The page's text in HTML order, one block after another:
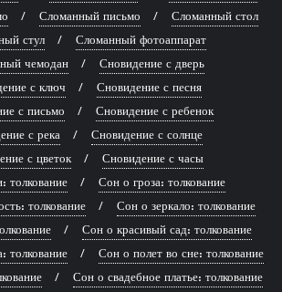
Сломанный письмо
Сломанный стол
стул
Сломанный фотоаппарат
чемодан
Сновидение с дверь
с ключ
Сновидение с песня
с письмо
Сновидение с ребенок
с река
Сновидение с солнце
с цветок
Сновидение с часы
толкование
Сон о гроза: толкование
толкование
Сон о зеркало: толкование
Сон о красивый сад: толкование
толкование
Сон о полет во сне: толкование
Сон о свадебное платье: толкование